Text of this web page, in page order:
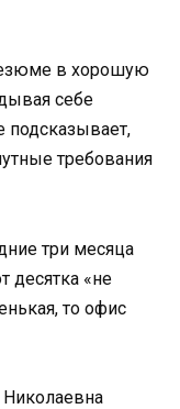
в хорошую
себе
требования
три месяца
десятка «не
то офис